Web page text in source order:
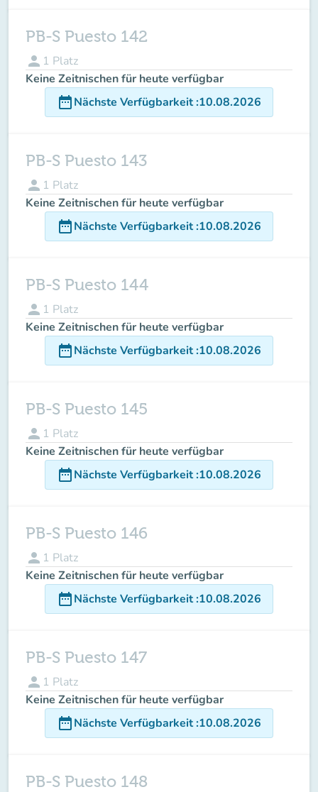
PB-S Puesto 142
person 1 Platz
Keine Zeitnischen für heute verfügbar
date_rangeNächste Verfügbarkeit:10.08.2026
PB-S Puesto 143
person 1 Platz
Keine Zeitnischen für heute verfügbar
date_rangeNächste Verfügbarkeit:10.08.2026
PB-S Puesto 144
person 1 Platz
Keine Zeitnischen für heute verfügbar
date_rangeNächste Verfügbarkeit:10.08.2026
PB-S Puesto 145
person 1 Platz
Keine Zeitnischen für heute verfügbar
date_rangeNächste Verfügbarkeit:10.08.2026
PB-S Puesto 146
person 1 Platz
Keine Zeitnischen für heute verfügbar
date_rangeNächste Verfügbarkeit:10.08.2026
PB-S Puesto 147
person 1 Platz
Keine Zeitnischen für heute verfügbar
date_rangeNächste Verfügbarkeit:10.08.2026
PB-S Puesto 148